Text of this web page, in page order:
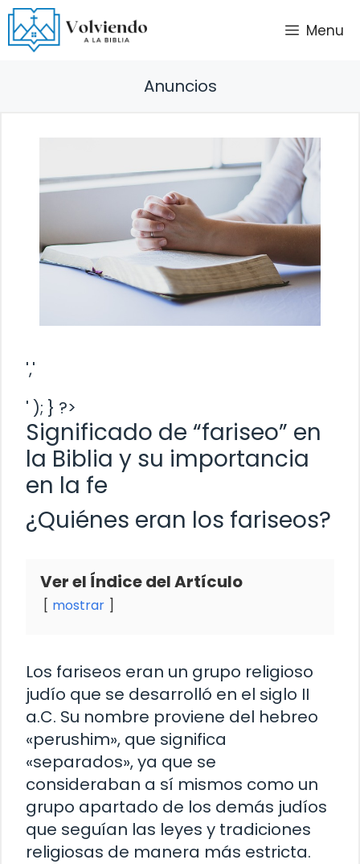
Saltar
al
contenido
Menu
Anuncios
','
' ); } ?>
Significado de “fariseo” en
la Biblia y su importancia
en la fe
¿Quiénes eran los fariseos?
Ver el Índice del Artículo
mostrar
Los fariseos eran un grupo religioso
judío que se desarrolló en el siglo II
a.C. Su nombre proviene del hebreo
«perushim», que significa
«separados», ya que se
consideraban a sí mismos como un
grupo apartado de los demás judíos
que seguían las leyes y tradiciones
religiosas de manera más estricta.